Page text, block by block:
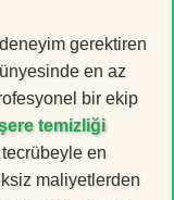
gerektiren
en az
bir ekip
temizliği
en
maliyetlerden